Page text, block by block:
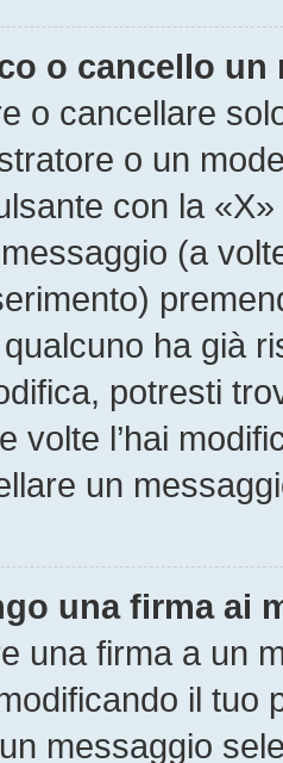
o cancello un
o cancellare
o un
con la
(a
ha già
potresti
volte l’hai
un
una firma ai
una firma a un
il tuo
messaggio